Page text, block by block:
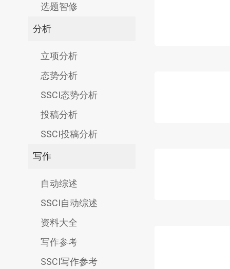
选题智修
分析
立项分析
态势分析
SSCI态势分析
投稿分析
SSCI投稿分析
写作
自动综述
SSCI自动综述
资料大全
写作参考
SSCI写作参考